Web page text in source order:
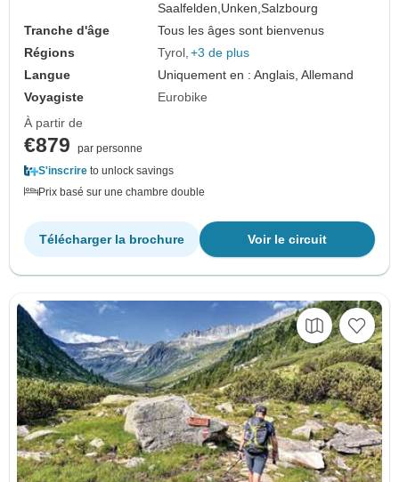
Saalfelden,Unken,Salzbourg
Tranche d'âge
Tous les âges sont bienvenus
Régions
Tyrol +3 de plus
Langue
Uniquement en : Anglais, Allemand
Voyagiste
Eurobike
À partir de
€879
par personne
S'inscrire to unlock savings
Prix basé sur une chambre double
Voir le circuit
Télécharger la brochure